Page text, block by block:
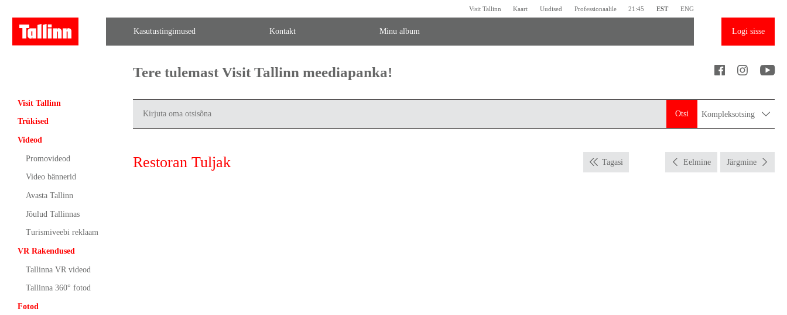
Visit Tallinn Kaart Uudised Professionaalile 21:45 EST ENG
Kasutustingimused Kontakt Minu album Logi sisse
Visit Tallinn
Trükised
Videod
Promovideod
Video bännerid
Avasta Tallinn
Jõulud Tallinnas
Turismiveebi reklaam
VR Rakendused
Tallinna VR videod
Tallinna 360° fotod
Fotod
Tere tulemast Visit Tallinn meediapanka!
Otsi Kompleksotsing
Restoran Tuljak Tagasi Eelmine Järgmine